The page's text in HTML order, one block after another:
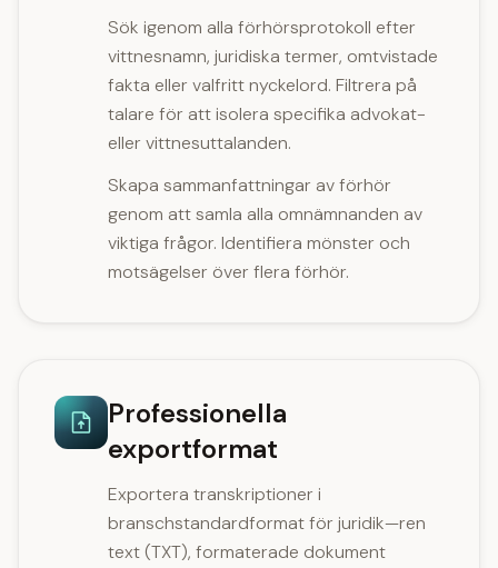
Sök igenom alla förhörsprotokoll efter
vittnesnamn, juridiska termer, omtvistade
fakta eller valfritt nyckelord. Filtrera på
talare för att isolera specifika advokat-
eller vittnesuttalanden.
Skapa sammanfattningar av förhör
genom att samla alla omnämnanden av
viktiga frågor. Identifiera mönster och
motsägelser över flera förhör.
Professionella
exportformat
Exportera transkriptioner i
branschstandardformat för juridik—ren
text (TXT), formaterade dokument